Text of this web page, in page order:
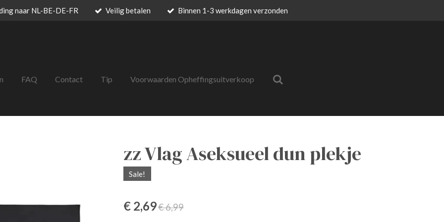
naar NL-BE-DE-FR Veilig betalen Binnen 1-3 werkdagen verzonden
FAQ Contact Tip Voorwaarden Opheffingsuitverkoop
zz Vlag Aseksueel dun plekje
Sale!
€ 2,69€ 6,99